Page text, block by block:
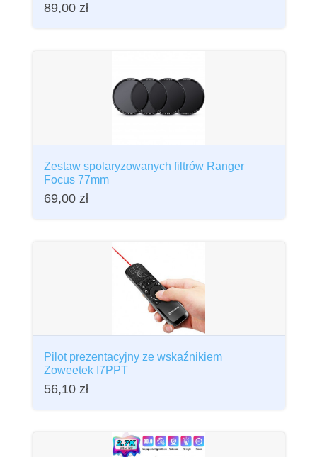
89,00 zł
Zestaw spolaryzowanych filtrów Ranger
Focus 77mm
69,00 zł
Pilot prezentacyjny ze wskaźnikiem
Zoweetek I7PPT
56,10 zł